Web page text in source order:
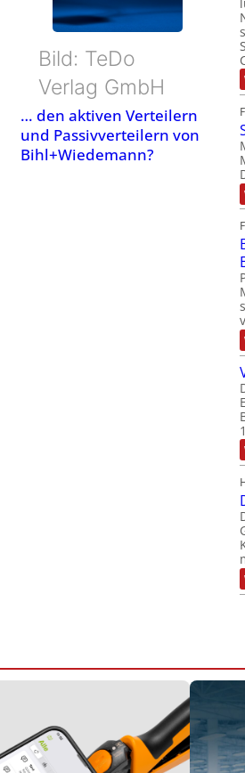
Bild: TeDo
Verlag GmbH
… den aktiven Verteilern
und Passivverteilern von
Bihl+Wiedemann?